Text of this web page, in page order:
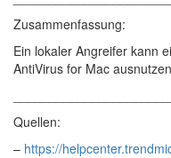
Zusammenfassung:
Ein lokaler Angreifer kann
AntiVirus for Mac
Quellen:
– https://